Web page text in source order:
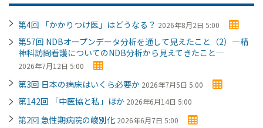
第4回 「かかりつけ医」はどうなる？ 2026年8月2日 5:00
第57回 NDBオープンデータ分析を通して見えたこと（2）―精
神科訪問看護についてのNDB分析から見えてきたこと―
2026年7月12日 5:00
第3回 日本の病床はいくら必要か 2026年7月5日 5:00
第142回 「中医協と私」ほか 2026年6月14日 5:00
第2回 急性期病院の峻別化 2026年6月7日 5:00